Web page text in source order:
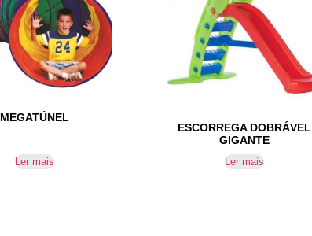
MEGATÚNEL
Ler mais
ESCORREGA DOBRÁVEL
GIGANTE
Ler mais